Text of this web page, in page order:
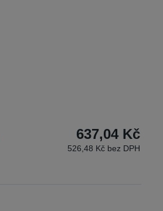
637,04 Kč
526,48 Kč bez DPH